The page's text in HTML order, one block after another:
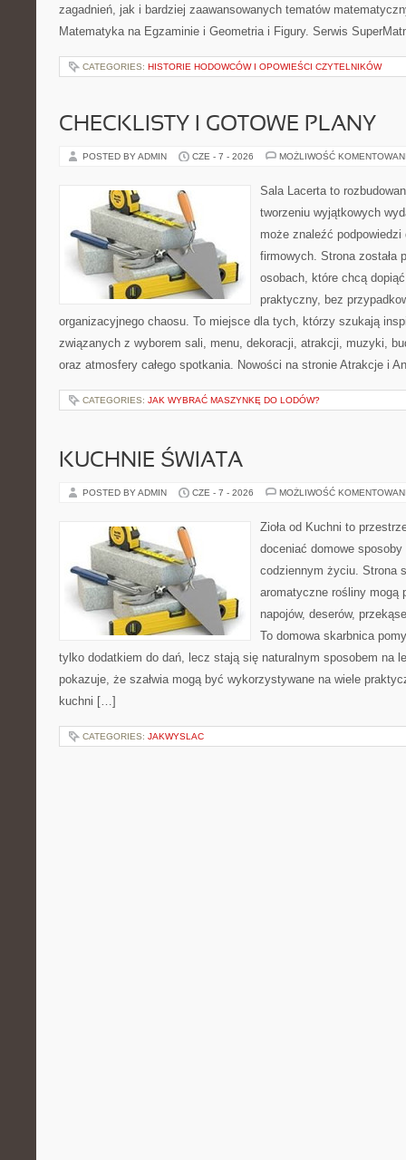
zagadnień, jak i bardziej zaawansowanych tematów
Matematyka na Egzaminie i Geometria i Figury. Serwis
CATEGORIES: HISTORIE HODOWCÓW I OPOWIEŚCI CZYTELNIKÓW
CHECKLISTY I GOTOWE PLANY
POSTED BY ADMIN CZE - 7 - 2026 MOŻLIWOŚĆ
Sala Lacerta to
tworzeniu wyjątkowych
może znaleźć
firmowych. Strona została
osobach, które chcą
praktyczny, bez
organizacyjnego chaosu. To miejsce dla tych, którzy szukają
związanych z wyborem sali, menu, dekoracji, atrakcji, muzyki,
oraz atmosfery całego spotkania. Nowości na stronie Atrakcje i
CATEGORIES: JAK WYBRAĆ MASZYNKĘ DO LODÓW?
KUCHNIE ŚWIATA
POSTED BY ADMIN CZE - 7 - 2026 MOŻLIWOŚĆ
Zioła od Kuchni to
doceniać domowe
codziennym życiu. Strona
aromatyczne rośliny mogą
napojów, deserów,
To domowa skarbnica
tylko dodatkiem do dań, lecz stają się naturalnym sposobem na
pokazuje, że szałwia mogą być wykorzystywane na wiele
kuchni […]
CATEGORIES: JAKWYSLAC